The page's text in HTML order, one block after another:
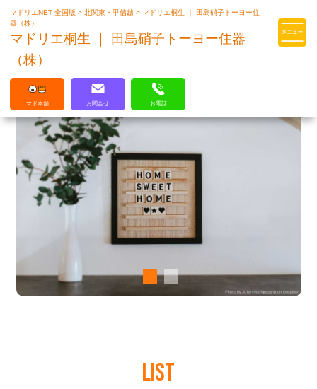
マドリエはLIXILの厳しい基準を
マドリエNET 全国版>北関東・甲信越>マドリエ桐生 ｜ 田島硝子トーヨー住
器（株）
マドリエ桐生 ｜ 田島硝子トーヨー住器
（株）
マド本舗 お問合せ お電話
LIST